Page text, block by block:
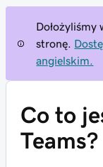
Dołożyliśmy
stronę.
angielskim.
Co to
Teams?